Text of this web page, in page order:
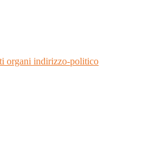
organi indirizzo-politico